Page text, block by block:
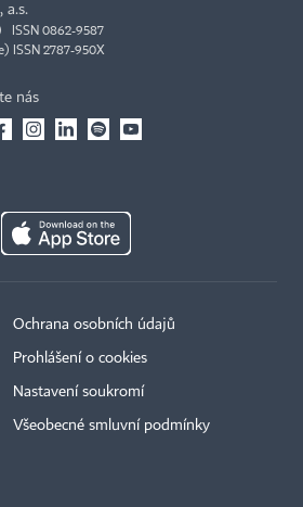
a.s.
ISSN 0862-9587
ISSN 2787-950X
nás
Ochrana osobních údajů
Prohlášení o cookies
Nastavení soukromí
Všeobecné smluvní podmínky